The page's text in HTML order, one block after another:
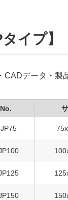
イプ】
CADデータ・製
No.